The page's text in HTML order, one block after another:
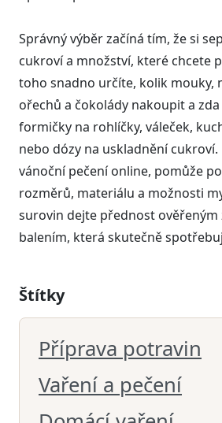
Správný výběr začíná tím, že si
cukroví a množství, které chcete
toho snadno určíte, kolik mouky,
ořechů a čokolády nakoupit a
formičky na rohlíčky, váleček,
nebo dózy na uskladnění
vánoční pečení online, pomůže
rozměrů, materiálu a možnosti
surovin dejte přednost ověřeným
balením, která skutečně
Štítky
Příprava potravin
Vaření a pečení